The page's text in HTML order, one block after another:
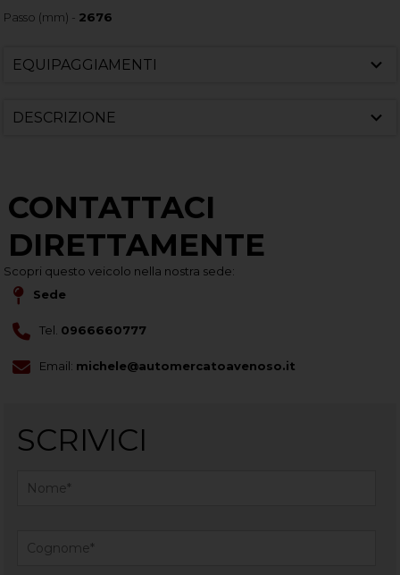
Passo (mm) - 2676
EQUIPAGGIAMENTI
DESCRIZIONE
CONTATTACI
DIRETTAMENTE
Scopri questo veicolo nella nostra sede:
Sede
Tel. 0966660777
Email: michele@automercatoavenoso.it
SCRIVICI